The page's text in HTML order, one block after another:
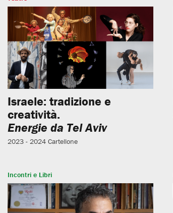
Israele: tradizione e
creatività.
Energie da Tel Aviv
2023 - 2024 Cartellone
Incontri e Libri